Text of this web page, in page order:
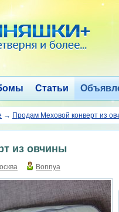
Статьи
→ Продам Меховой конверт из
из овчины
Bonnya